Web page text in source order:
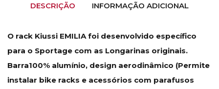
DESCRIÇÃO INFORMAÇÃO ADICIONAL
O rack Kiussi EMILIA foi desenvolvido específico
para o Sportage com as Longarinas originais.
Barra100% alumínio, design aerodinâmico (Permite
instalar bike racks e acessórios com parafusos